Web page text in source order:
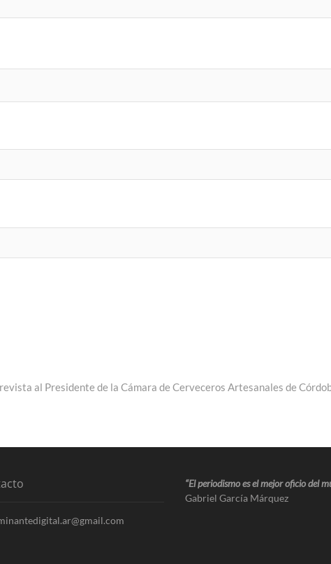
al Presidente de la Cámara de Cerveceros Artesanales de
“El periodismo es el mejor oficio del
Gabriel García Márquez